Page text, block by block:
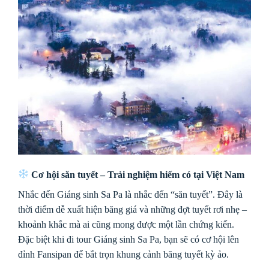
Cơ hội săn tuyết – Trải nghiệm hiếm có tại Việt Nam
Nhắc đến Giáng sinh Sa Pa là nhắc đến “săn tuyết”. Đây là
thời điểm dễ xuất hiện băng giá và những đợt tuyết rơi nhẹ –
khoảnh khắc mà ai cũng mong được một lần chứng kiến.
Đặc biệt khi đi tour Giáng sinh Sa Pa, bạn sẽ có cơ hội lên
đỉnh Fansipan để bắt trọn khung cảnh băng tuyết kỳ ảo.